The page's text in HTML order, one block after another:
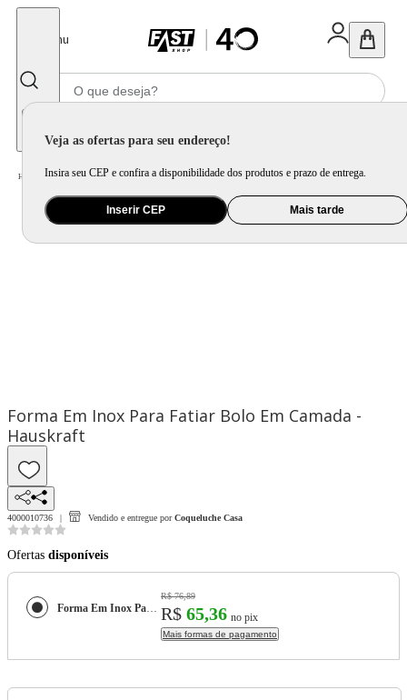
Menu
Veja as ofertas para seu endereço!
Insira seu CEP e confira a disponibilidade dos produtos e prazo de entrega.
Inserir CEP Mais tarde
Home Utilidade Doméstica Cozinha / Assadeira, Forma e Travessa
Forma Em Inox Para Fatiar Bolo Em Camada -
Hauskraft
4000010736 Vendido e entregue por Coqueluche Casa
Ofertas disponíveis
Forma Em Inox Para Fatiar Bolo Em Camada - Hauskraft
R$ 76,89
R$ 65,36 no pix
Mais formas de pagamento